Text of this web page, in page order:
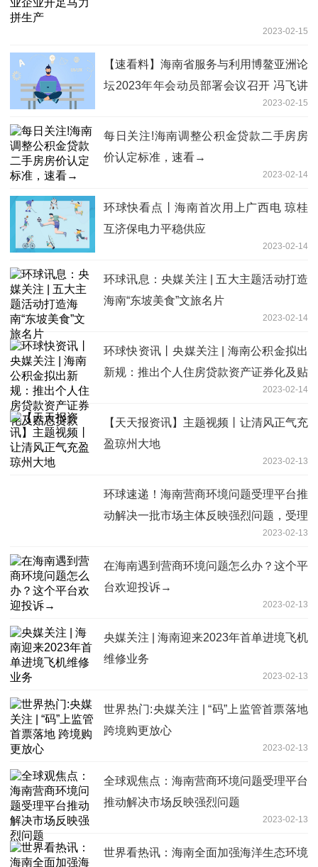
2023-02-15
【速看料】海南省服务与利用博鳌亚洲论
坛2023年年会动员部署会议召开 冯飞讲
2023-02-15
每日关注!海南调整公积金贷款二手房房
价认定标准，速看→
2023-02-14
环球快看点丨海南首次用上广西电 琼桂
互济保电力平稳供应
2023-02-14
环球讯息：央媒关注 | 五大主题活动打造
海南“东坡美食”文旅名片
2023-02-14
环球快资讯丨央媒关注 | 海南公积金拟出
新规：推出个人住房贷款资产证券化及贴
2023-02-14
【天天报资讯】主题视频丨让清风正气充
盈琼州大地
2023-02-13
环球速递！海南营商环境问题受理平台推
动解决一批市场主体反映强烈问题，受理
问题办结率达89% 当好服务市场主体“店
小二”
2023-02-13
在海南遇到营商环境问题怎么办？这个平
台欢迎投诉→
2023-02-13
央媒关注 | 海南迎来2023年首单进境飞机
维修业务
2023-02-13
世界热门:央媒关注 | “码”上监管首票落地
跨境购更放心
2023-02-13
全球观焦点：海南营商环境问题受理平台
推动解决市场反映强烈问题
2023-02-13
世界看热讯：海南全面加强海洋生态环境